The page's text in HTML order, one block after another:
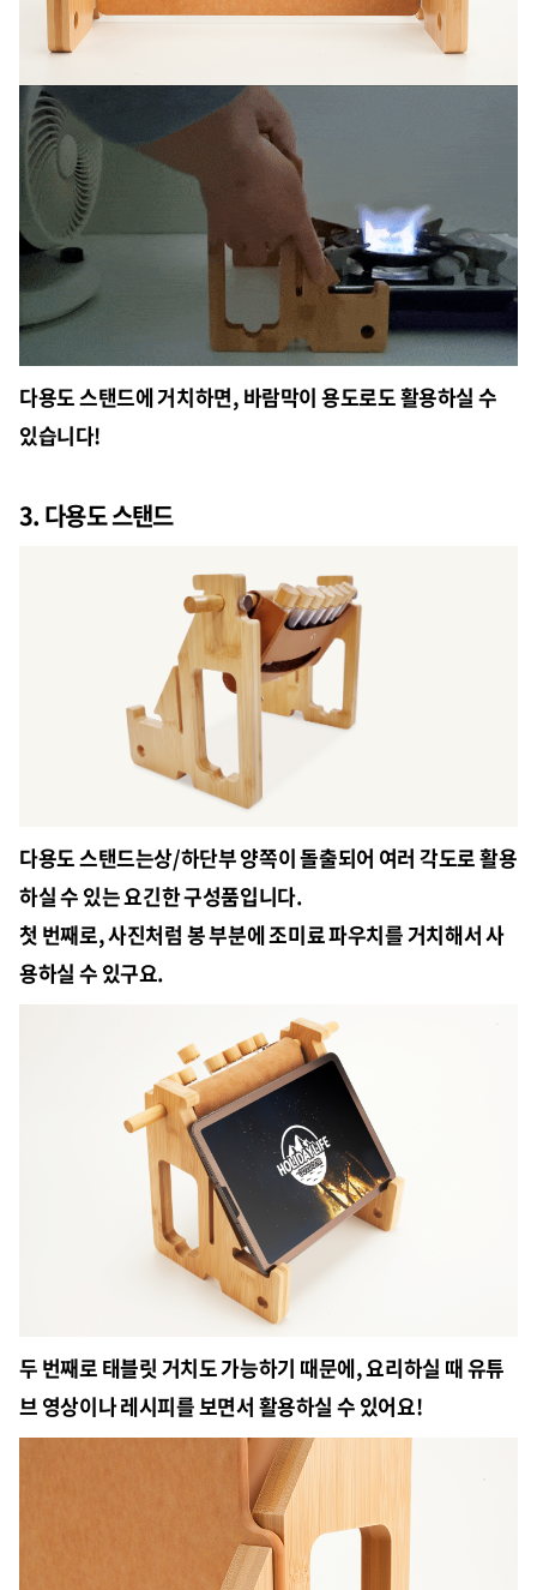
다용도 스탠드에 거치하면, 바람막이 용도로도 활용하실 수
있습니다!
3. 다용도 스탠드
다용도 스탠드는상/하단부 양쪽이 돌출되어 여러 각도로 활용
하실 수 있는 요긴한 구성품입니다.
첫 번째로, 사진처럼 봉 부분에 조미료 파우치를 거치해서 사
용하실 수 있구요.
두 번째로 태블릿 거치도 가능하기 때문에, 요리하실 때 유튜
브 영상이나 레시피를 보면서 활용하실 수 있어요!